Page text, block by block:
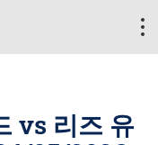
vs 리즈 유